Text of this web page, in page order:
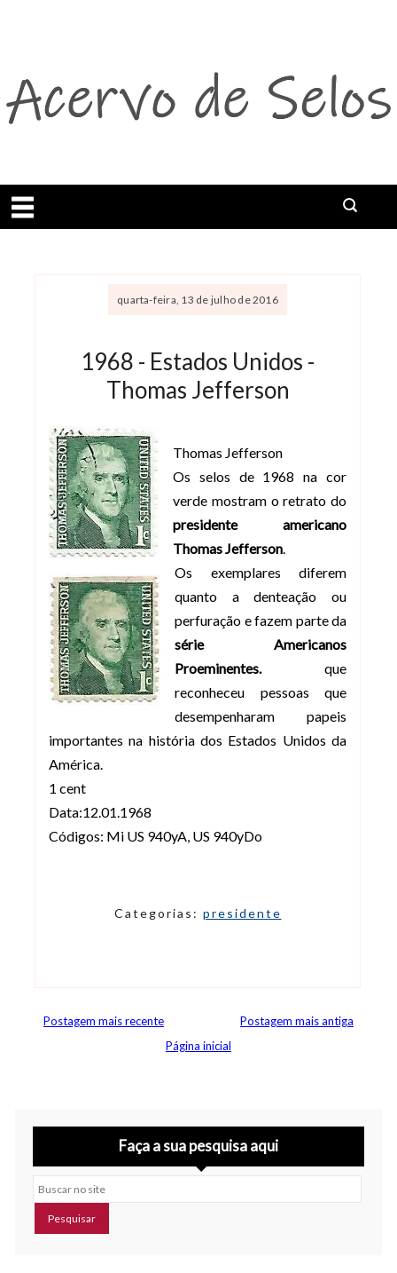
Abrir menu
quarta-feira, 13 de julho de 2016
1968 - Estados Unidos -
Thomas Jefferson
Thomas Jefferson
Os selos de 1968 na cor
verde mostram o retrato do
presidente americano
Thomas Jefferson.
Os exemplares diferem
quanto a denteação ou
perfuração e fazem parte da
série Americanos
Proeminentes.que
reconheceu pessoas que
desempenharam papeis
importantes na história dos Estados Unidos da
América.
1 cent
Data:12.01.1968
Códigos: Mi US 940yA, US 940yDo
Categorias: presidente
Postagem mais recente
Postagem mais antiga
Página inicial
Faça a sua pesquisa aqui
Buscar no site